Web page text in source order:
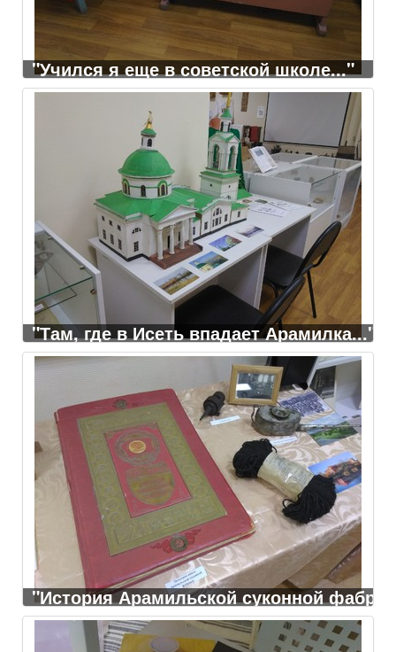
"Учился я еще в советской школе..."
"Там, где в Исеть впадает Арамилка..."
"История Арамильской суконной